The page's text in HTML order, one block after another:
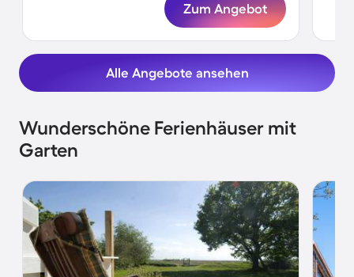
Zum Angebot
Alle Angebote ansehen
Wunderschöne Ferienhäuser mit
Garten